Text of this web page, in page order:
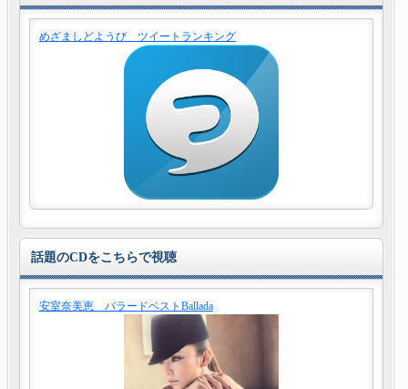
めざましどようび ツイートランキング
話題のCDをこちらで視聴
安室奈美恵 バラードベストBallada